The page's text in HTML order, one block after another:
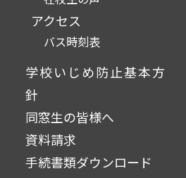
アクセス
バス時刻表
学校いじめ防止基本方
針
同窓生の皆様へ
資料請求
手続書類ダウンロード